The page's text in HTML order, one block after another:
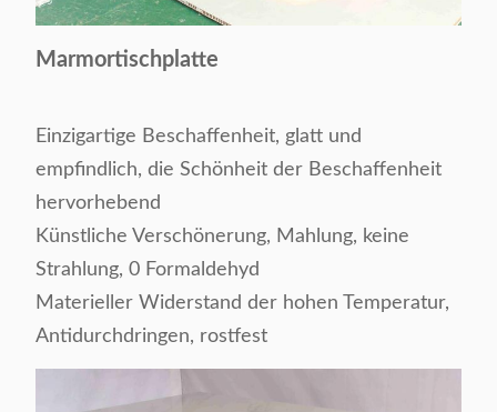
Marmortischplatte
Einzigartige Beschaffenheit, glatt und
empfindlich, die Schönheit der Beschaffenheit
hervorhebend
Künstliche Verschönerung, Mahlung, keine
Strahlung, 0 Formaldehyd
Materieller Widerstand der hohen Temperatur,
Antidurchdringen, rostfest